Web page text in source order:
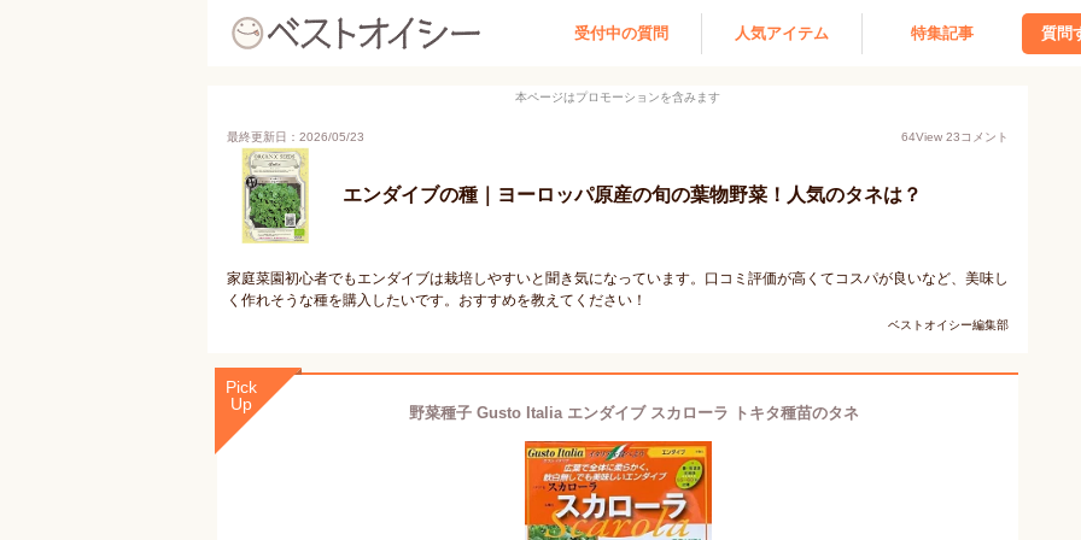
受付中の質問 人気アイテム 特集記事 質問
本ページはプロモーションを含みます
最終更新日：2026/05/23 64View 23コメント
エンダイブの種｜ヨーロッパ原産の旬の葉物野菜！人気のタネは？
家庭菜園初心者でもエンダイブは栽培しやすいと聞き気になっています。口コミ評価が高くてコスパが良いなど、美味し
く作れそうな種を購入したいです。おすすめを教えてください！
ベストオイシー編集部
Pick
Up
野菜種子 Gusto Italia エンダイブ スカローラ トキタ種苗のタネ